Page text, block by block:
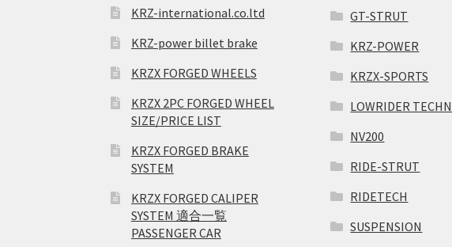
KRZ-international.co.ltd
KRZ-power billet brake
KRZX FORGED WHEELS
KRZX 2PC FORGED WHEEL
SIZE/PRICE LIST
KRZX FORGED BRAKE
SYSTEM
KRZX FORGED CALIPER
SYSTEM 適合一覧
PASSENGER CAR
GT-STRUT
KRZ-POWER
KRZX-SPORTS
LOWRIDER
NV200
RIDE-STRUT
RIDETECH
SUSPENSION